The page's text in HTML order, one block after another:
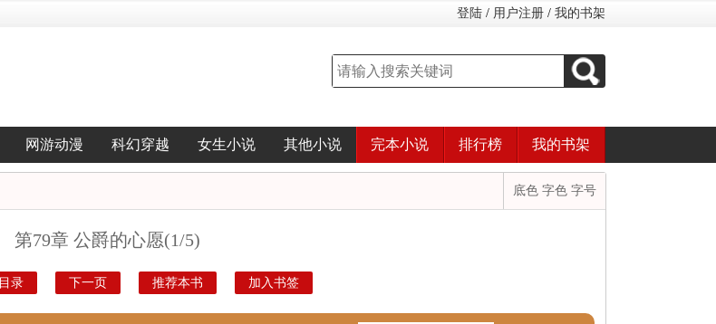
登陆 / 用户注册 / 我的书架
网游动漫 科幻穿越 女生小说 其他小说 完本小说 排行榜 我的书架
底色 字色 字号
第79章 公爵的心愿(1/5)
目录 下一页 推荐本书 加入书签